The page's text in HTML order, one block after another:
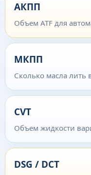
АКПП
Объем ATF для
МКПП
Сколько масла лить
CVT
Объем жидкости
DSG / DCT